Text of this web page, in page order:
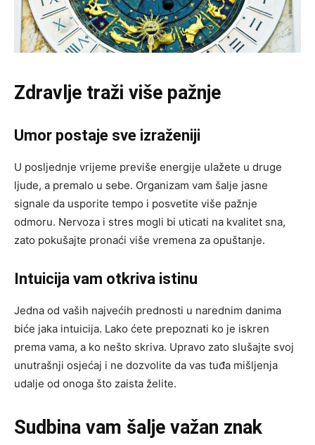
Zdravlje traži više pažnje
Umor postaje sve izraženiji
U posljednje vrijeme previše energije ulažete u druge
ljude, a premalo u sebe. Organizam vam šalje jasne
signale da usporite tempo i posvetite više pažnje
odmoru. Nervoza i stres mogli bi uticati na kvalitet sna,
zato pokušajte pronaći više vremena za opuštanje.
Intuicija vam otkriva istinu
Jedna od vaših najvećih prednosti u narednim danima
biće jaka intuicija. Lako ćete prepoznati ko je iskren
prema vama, a ko nešto skriva. Upravo zato slušajte svoj
unutrašnji osjećaj i ne dozvolite da vas tuđa mišljenja
udalje od onoga što zaista želite.
Sudbina vam šalje važan znak